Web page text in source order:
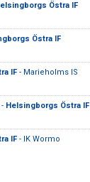
Östra IF
Östra IF
IF- Marieholms IS
Helsingborgs Östra IF
IF- IK Wormo